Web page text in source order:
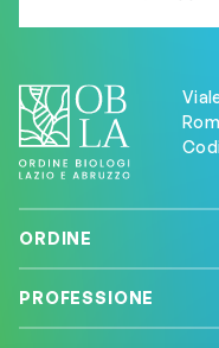
continua
sull’attuazione…
ORDINE
PROFESSIONE